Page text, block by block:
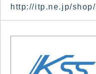
http://itp.ne.jp/